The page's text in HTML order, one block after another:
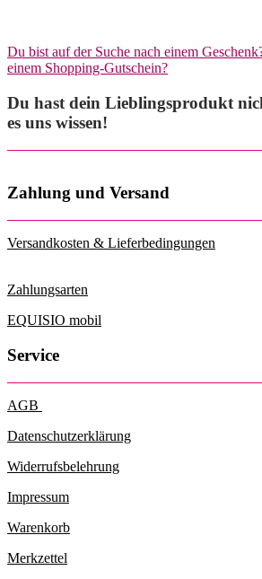
Varianten
auf.
Optionen
der
gewählt
werden
Du bist auf der Suche nach einem
einem Shopping-Gutschein?
Du hast dein Lieblingsprodukt
es uns wissen!
Zahlung und Versand
Versandkosten & Lieferbedingungen
Zahlungsarten
EQUISIO mobil
Service
AGB
Datenschutzerklärung
Widerrufsbelehrung
Impressum
Warenkorb
Merkzettel